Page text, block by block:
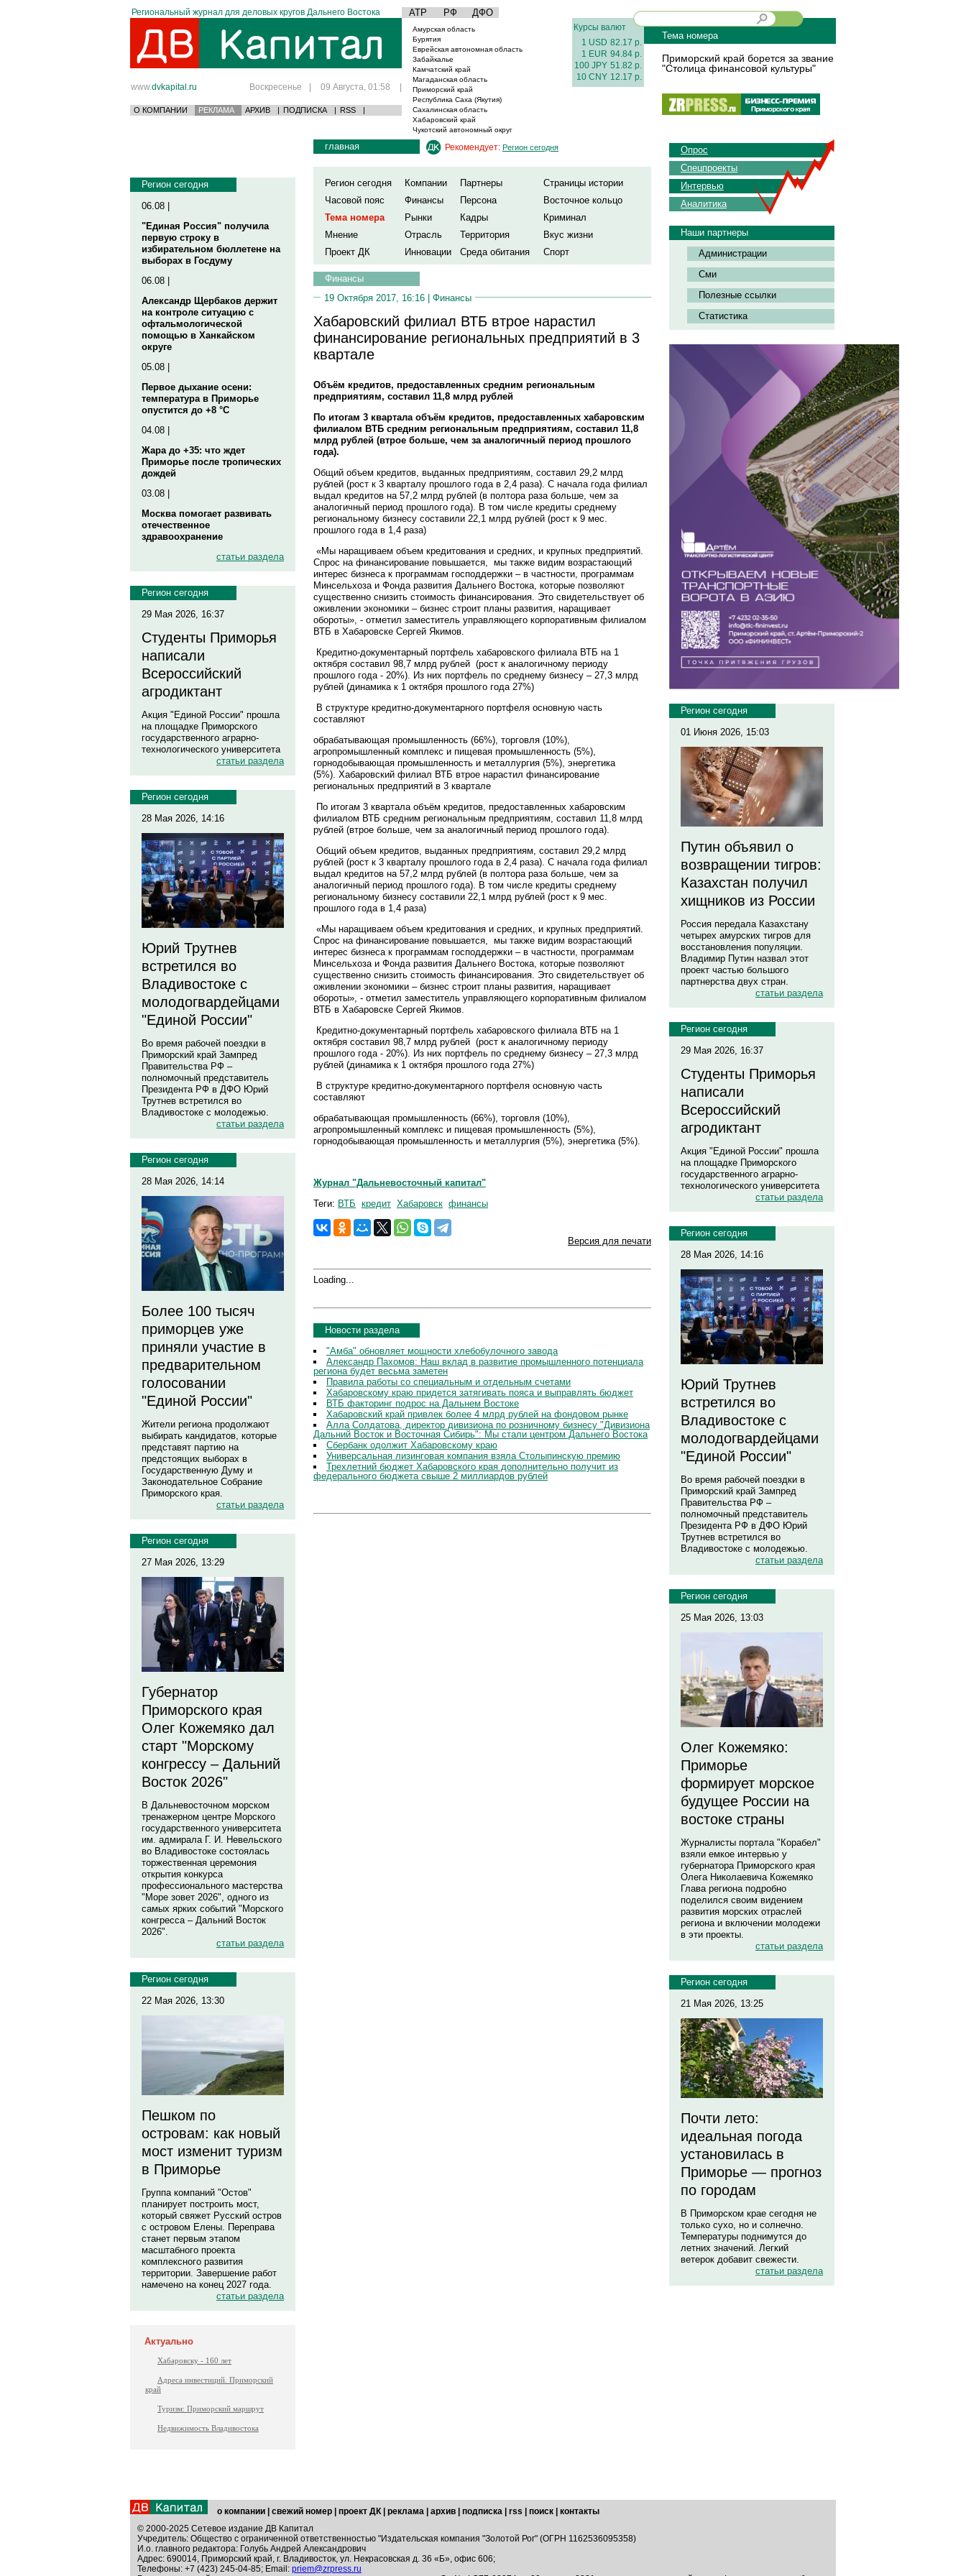
Региональный журнал для деловых кругов Дальнего Востока АТР РФ ДФО
www.dvkapital.ru Воскресенье | 09 Августа, 01:58 |
О КОМПАНИИ РЕКЛАМА АРХИВ | ПОДПИСКА | RSS |
Амурская область
Бурятия
Еврейская автономная область
Забайкалье
Камчатский край
Магаданская область
Приморский край
Республика Саха (Якутия)
Сахалинская область
Хабаровский край
Чукотский автономный округ
Курсы валют
1 USD 82.17 р.
1 EUR 94.84 р.
100 JPY 51.82 р.
10 CNY 12.17 р.
Тема номера
Приморский край борется за звание
"Столица финансовой культуры"
Регион сегодня
06.08 |
"Единая Россия" получила
первую строку в
избирательном бюллетене на
выборах в Госдуму
06.08 |
Александр Щербаков держит
на контроле ситуацию с
офтальмологической
помощью в Ханкайском
округе
05.08 |
Первое дыхание осени:
температура в Приморье
опустится до +8 °C
04.08 |
Жара до +35: что ждет
Приморье после тропических
дождей
03.08 |
Москва помогает развивать
отечественное
здравоохранение
статьи раздела
Регион сегодня
29 Мая 2026, 16:37
Студенты Приморья
написали
Всероссийский
агродиктант
Акция "Единой России" прошла
на площадке Приморского
государственного аграрно-
технологического университета
статьи раздела
Регион сегодня
28 Мая 2026, 14:16
Юрий Трутнев
встретился во
Владивостоке с
молодогвардейцами
"Единой России"
Во время рабочей поездки в
Приморский край Зампред
Правительства РФ –
полномочный представитель
Президента РФ в ДФО Юрий
Трутнев встретился во
Владивостоке с молодежью.
статьи раздела
Регион сегодня
28 Мая 2026, 14:14
Более 100 тысяч
приморцев уже
приняли участие в
предварительном
голосовании
"Единой России"
Жители региона продолжают
выбирать кандидатов, которые
представят партию на
предстоящих выборах в
Государственную Думу и
Законодательное Собрание
Приморского края.
статьи раздела
Регион сегодня
27 Мая 2026, 13:29
Губернатор
Приморского края
Олег Кожемяко дал
старт "Морскому
конгрессу – Дальний
Восток 2026"
В Дальневосточном морском
тренажерном центре Морского
государственного университета
им. адмирала Г. И. Невельского
во Владивостоке состоялась
торжественная церемония
открытия конкурса
профессионального мастерства
"Море зовет 2026", одного из
самых ярких событий "Морского
конгресса – Дальний Восток
2026".
статьи раздела
Регион сегодня
22 Мая 2026, 13:30
Пешком по
островам: как новый
мост изменит туризм
в Приморье
Группа компаний "Остов"
планирует построить мост,
который свяжет Русский остров
с островом Елены. Переправа
станет первым этапом
масштабного проекта
комплексного развития
территории. Завершение работ
намечено на конец 2027 года.
статьи раздела
Актуально
Хабаровску - 160 лет
Адреса инвестиций. Приморский
край
Туризм: Приморский маршрут
Недвижимость Владивостока
главная Рекомендует: Регион сегодня
Регион сегодня Компании Партнеры
Страницы истории
Часовой пояс
Финансы Персона
Восточное кольцо
Тема номера
Рынки Кадры
Криминал
Мнение
Отрасль Территория
Вкус жизни
Проект ДК
Инновации Среда обитания Спорт
Финансы
19 Октября 2017, 16:16 | Финансы
Хабаровский филиал ВТБ втрое нарастил
финансирование региональных предприятий в 3
квартале
Объём кредитов, предоставленных средним региональным
предприятиям, составил 11,8 млрд рублей
По итогам 3 квартала объём кредитов, предоставленных хабаровским
филиалом ВТБ средним региональным предприятиям, составил 11,8
млрд рублей (втрое больше, чем за аналогичный период прошлого
года).
Общий объем кредитов, выданных предприятиям, составил 29,2 млрд
рублей (рост к 3 кварталу прошлого года в 2,4 раза). С начала года филиал
выдал кредитов на 57,2 млрд рублей (в полтора раза больше, чем за
аналогичный период прошлого года). В том числе кредиты среднему
региональному бизнесу составили 22,1 млрд рублей (рост к 9 мес.
прошлого года в 1,4 раза)
«Мы наращиваем объем кредитования и средних, и крупных предприятий.
Спрос на финансирование повышается, мы также видим возрастающий
интерес бизнеса к программам господдержки – в частности, программам
Минсельхоза и Фонда развития Дальнего Востока, которые позволяют
существенно снизить стоимость финансирования. Это свидетельствует об
оживлении экономики – бизнес строит планы развития, наращивает
обороты», - отметил заместитель управляющего корпоративным филиалом
ВТБ в Хабаровске Сергей Якимов.
Кредитно-документарный портфель хабаровского филиала ВТБ на 1
октября составил 98,7 млрд рублей (рост к аналогичному периоду
прошлого года - 20%). Из них портфель по среднему бизнесу – 27,3 млрд
рублей (динамика к 1 октября прошлого года 27%)
В структуре кредитно-документарного портфеля основную часть
составляют
обрабатывающая промышленность (66%), торговля (10%),
агропромышленный комплекс и пищевая промышленность (5%),
горнодобывающая промышленность и металлургия (5%), энергетика
(5%). Хабаровский филиал ВТБ втрое нарастил финансирование
региональных предприятий в 3 квартале
По итогам 3 квартала объём кредитов, предоставленных хабаровским
филиалом ВТБ средним региональным предприятиям, составил 11,8 млрд
рублей (втрое больше, чем за аналогичный период прошлого года).
Общий объем кредитов, выданных предприятиям, составил 29,2 млрд
рублей (рост к 3 кварталу прошлого года в 2,4 раза). С начала года филиал
выдал кредитов на 57,2 млрд рублей (в полтора раза больше, чем за
аналогичный период прошлого года). В том числе кредиты среднему
региональному бизнесу составили 22,1 млрд рублей (рост к 9 мес.
прошлого года в 1,4 раза)
«Мы наращиваем объем кредитования и средних, и крупных предприятий.
Спрос на финансирование повышается, мы также видим возрастающий
интерес бизнеса к программам господдержки – в частности, программам
Минсельхоза и Фонда развития Дальнего Востока, которые позволяют
существенно снизить стоимость финансирования. Это свидетельствует об
оживлении экономики – бизнес строит планы развития, наращивает
обороты», - отметил заместитель управляющего корпоративным филиалом
ВТБ в Хабаровске Сергей Якимов.
Кредитно-документарный портфель хабаровского филиала ВТБ на 1
октября составил 98,7 млрд рублей (рост к аналогичному периоду
прошлого года - 20%). Из них портфель по среднему бизнесу – 27,3 млрд
рублей (динамика к 1 октября прошлого года 27%)
В структуре кредитно-документарного портфеля основную часть
составляют
обрабатывающая промышленность (66%), торговля (10%),
агропромышленный комплекс и пищевая промышленность (5%),
горнодобывающая промышленность и металлургия (5%), энергетика (5%).
Журнал "Дальневосточный капитал"
Теги: ВТБ кредит Хабаровск финансы
Версия для печати
Loading...
Новости раздела
"Амба" обновляет мощности хлебобулочного завода
Александр Пахомов: Наш вклад в развитие промышленного потенциала
региона будет весьма заметен
Правила работы со специальным и отдельным счетами
Хабаровскому краю придется затягивать пояса и выправлять бюджет
ВТБ факторинг подрос на Дальнем Востоке
Хабаровский край привлек более 4 млрд рублей на фондовом рынке
Алла Солдатова, директор дивизиона по розничному бизнесу "Дивизиона
Дальний Восток и Восточная Сибирь": Мы стали центром Дальнего Востока
Сбербанк одолжит Хабаровскому краю
Универсальная лизинговая компания взяла Столыпинскую премию
Трехлетний бюджет Хабаровского края дополнительно получит из
федерального бюджета свыше 2 миллиардов рублей
Опрос
Спецпроекты
Интервью
Аналитика
Наши партнеры
Администрации
Сми
Полезные ссылки
Статистика
Регион сегодня
01 Июня 2026, 15:03
Путин объявил о
возвращении тигров:
Казахстан получил
хищников из России
Россия передала Казахстану
четырех амурских тигров для
восстановления популяции.
Владимир Путин назвал этот
проект частью большого
партнерства двух стран.
статьи раздела
Регион сегодня
29 Мая 2026, 16:37
Студенты Приморья
написали
Всероссийский
агродиктант
Акция "Единой России" прошла
на площадке Приморского
государственного аграрно-
технологического университета
статьи раздела
Регион сегодня
28 Мая 2026, 14:16
Юрий Трутнев
встретился во
Владивостоке с
молодогвардейцами
"Единой России"
Во время рабочей поездки в
Приморский край Зампред
Правительства РФ –
полномочный представитель
Президента РФ в ДФО Юрий
Трутнев встретился во
Владивостоке с молодежью.
статьи раздела
Регион сегодня
25 Мая 2026, 13:03
Олег Кожемяко:
Приморье
формирует морское
будущее России на
востоке страны
Журналисты портала "Корабел"
взяли емкое интервью у
губернатора Приморского края
Олега Николаевича Кожемяко
Глава региона подробно
поделился своим видением
развития морских отраслей
региона и включении молодежи
в эти проекты.
статьи раздела
Регион сегодня
21 Мая 2026, 13:25
Почти лето:
идеальная погода
установилась в
Приморье — прогноз
по городам
В Приморском крае сегодня не
только сухо, но и солнечно.
Температуры поднимутся до
летних значений. Легкий
ветерок добавит свежести.
статьи раздела
о компании свежий номер проект ДК реклама архив подписка rss поиск
контакты
© 2000-2025 Сетевое издание ДВ Капитал
Учредитель: Общество с ограниченной ответственностью "Издательская компания "Золотой Рог" (ОГРН 1162536095358)
И.о. главного редактора: Голубь Андрей Александрович
Адрес: 690014, Приморский край, г. Владивосток, ул. Некрасовская д. 36 «Б», офис 606;
Телефоны: +7 (423) 245-04-85; Email: priem@zrpress.ru